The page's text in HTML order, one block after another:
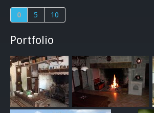
0 5 10
Portfolio